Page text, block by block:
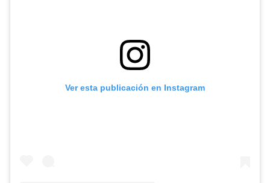
Ver esta publicación en Instagram